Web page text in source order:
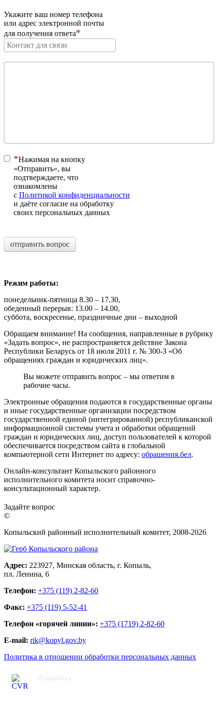
Укажите ваш номер телефона
или адрес электронной почты
для получения ответа
Нажимая на кнопку
«Отправить», вы
подтверждаете, что
ознакомлены
с Политикой конфиденциальности
и даёте согласие на обработку
своих персональных данных
отправить вопрос
Режим работы:
понедельник-пятница 8.30 – 17.30,
обеденный перерыв: 13.00 – 14.00,
суббота, воскресенье, праздничные дни – выходной
Обращаем внимание! На сообщения, направленные в рубрику
«Задать вопрос», не распространяется действие Закона
Республики Беларусь от 18 июля 2011 г. № 300-З «Об
обращениях граждан и юридических лиц».
Вы можете отправить вопрос – мы ответим в
рабочие часы.
Электронные обращения подаются в государственные органы
и иные государственные организации посредством
государственной единой (интегрированной) республиканской
информационной системы учета и обработки обращений
граждан и юридических лиц, доступ пользователей к которой
обеспечивается посредством сайта в глобальной
компьютерной сети Интернет по адресу: обращения.бел.
Онлайн-консультант Копыльского районного
исполнительного комитета носит справочно-
консультационный характер.
Задайте вопрос
©
Копыльский районный исполнительный комитет, 2008-2026
Адрес: 223927, Минская область, г. Копыль,
пл. Ленина, 6
Телефон: +375 (119) 2-82-60
Факс: +375 (119) 5-52-41
Телефон «горячей линии»: +375 (1719) 2-82-60
E-mail: rik@kopyl.gov.by
Политика в отношении обработки персональных данных
Разработка: